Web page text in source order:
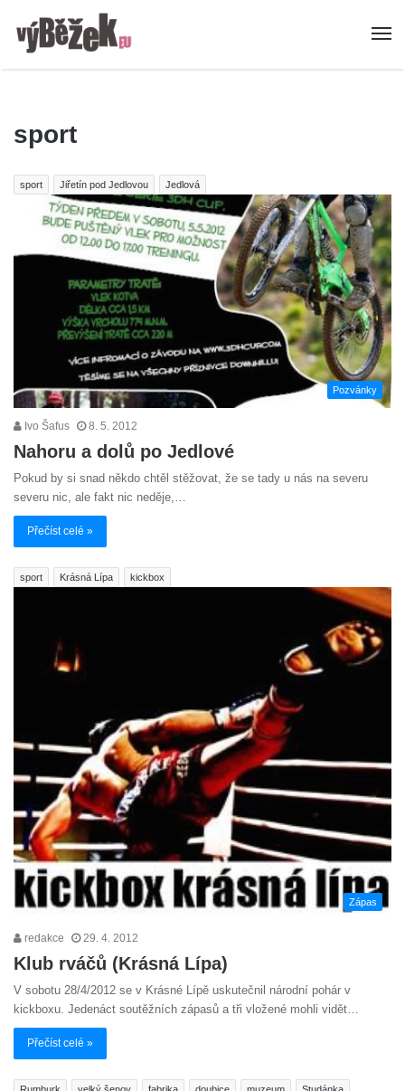
sport
sport Jiřetín pod Jedlovou Jedlová
Pozvánky
Ivo Šafus 8. 5. 2012
Nahoru a dolů po Jedlové
Pokud by si snad někdo chtěl stěžovat, že se tady u nás na severu
severu nic, ale fakt nic neděje,…
Přečíst celé »
sport Krásná Lípa kickbox
Zápas
redakce 29. 4. 2012
Klub rváčů (Krásná Lípa)
V sobotu 28/4/2012 se v Krásné Lípě uskutečnil národní pohár v
kickboxu. Jedenáct soutěžních zápasů a tři vložené mohli vidět…
Přečíst celé »